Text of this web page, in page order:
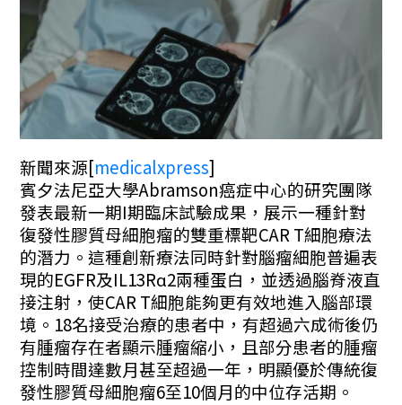
新聞來源[medicalxpress]
賓夕法尼亞大學Abramson癌症中心的研究團隊
發表最新一期I期臨床試驗成果，展示一種針對
復發性膠質母細胞瘤的雙重標靶CAR T細胞療法
的潛力。這種創新療法同時針對腦瘤細胞普遍表
現的EGFR及IL13Rα2兩種蛋白，並透過腦脊液直
接注射，使CAR T細胞能夠更有效地進入腦部環
境。18名接受治療的患者中，有超過六成術後仍
有腫瘤存在者顯示腫瘤縮小，且部分患者的腫瘤
控制時間達數月甚至超過一年，明顯優於傳統復
發性膠質母細胞瘤6至10個月的中位存活期。